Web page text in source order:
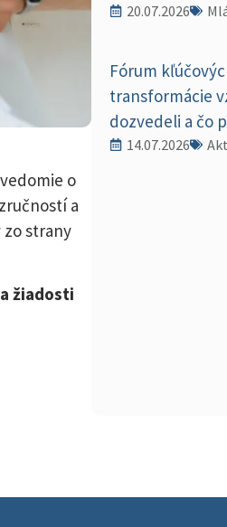
o
a
strany
žiadosti
20.07.2026
Fórum
transformácie
dozvedeli a čo
14.07.2026